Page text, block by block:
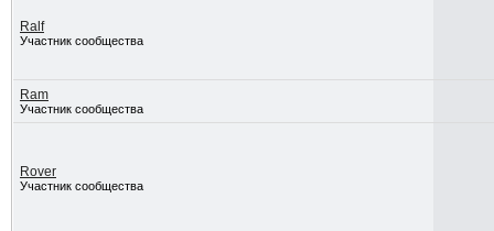
Ralf
Участник сообщества
Ram
Участник сообщества
Rover
Участник сообщества